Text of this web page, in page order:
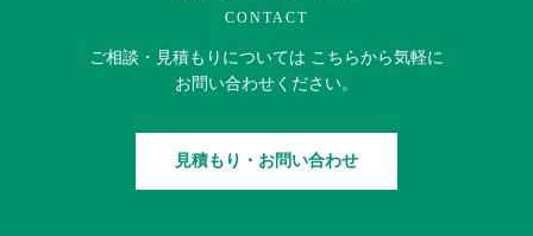
CONTACT
ご相談・見積もりについては こちらから気軽に
お問い合わせください。
見積もり・お問い合わせ